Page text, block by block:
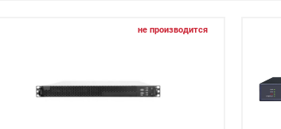
не производится